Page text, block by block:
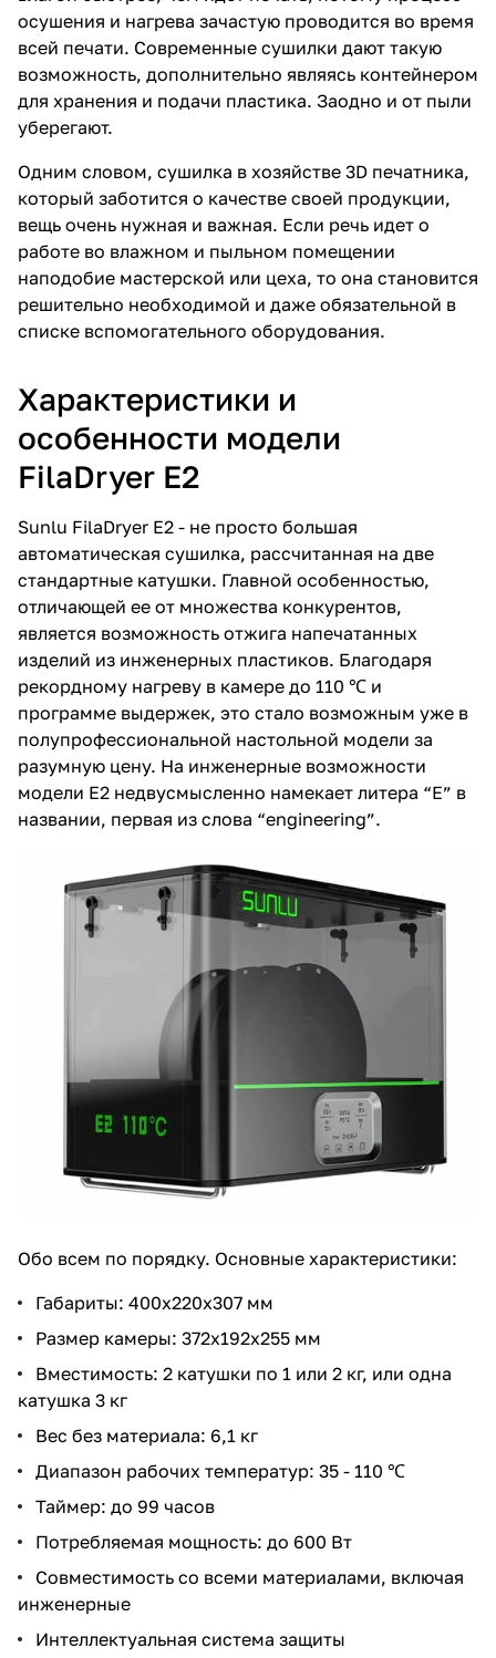
осушения и нагрева зачастую проводится во время
всей печати. Современные сушилки дают такую
возможность, дополнительно являясь контейнером
для хранения и подачи пластика. Заодно и от пыли
уберегают.
Одним словом, сушилка в хозяйстве 3D печатника,
который заботится о качестве своей продукции,
вещь очень нужная и важная. Если речь идет о
работе во влажном и пыльном помещении
наподобие мастерской или цеха, то она становится
решительно необходимой и даже обязательной в
списке вспомогательного оборудования.
Характеристики и
особенности модели
FilaDryer E2
Sunlu FilaDryer E2 - не просто большая
автоматическая сушилка, рассчитанная на две
стандартные катушки. Главной особенностью,
отличающей ее от множества конкурентов,
является возможность отжига напечатанных
изделий из инженерных пластиков. Благодаря
рекордному нагреву в камере до 110 ℃ и
программе выдержек, это стало возможным уже в
полупрофессиональной настольной модели за
разумную цену. На инженерные возможности
модели E2 недвусмысленно намекает литера “E” в
названии, первая из слова “engineering”.
Обо всем по порядку. Основные характеристики:
Габариты: 400х220х307 мм
Размер камеры: 372х192х255 мм
Вместимость: 2 катушки по 1 или 2 кг, или одна
катушка 3 кг
Вес без материала: 6,1 кг
Диапазон рабочих температур: 35 - 110 ℃
Таймер: до 99 часов
Потребляемая мощность: до 600 Вт
Совместимость со всеми материалами, включая
инженерные
Интеллектуальная система защиты